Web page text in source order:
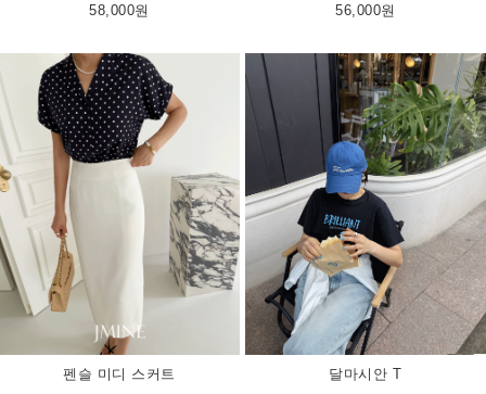
58,000원 56,000원
펜슬 미디 스커트
달마시안 T